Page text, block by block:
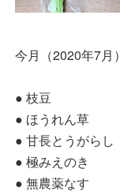
今月（2020年7月
● 枝豆
● ほうれん草
● 甘長とうがらし
● 極みえのき
● 無農薬なす